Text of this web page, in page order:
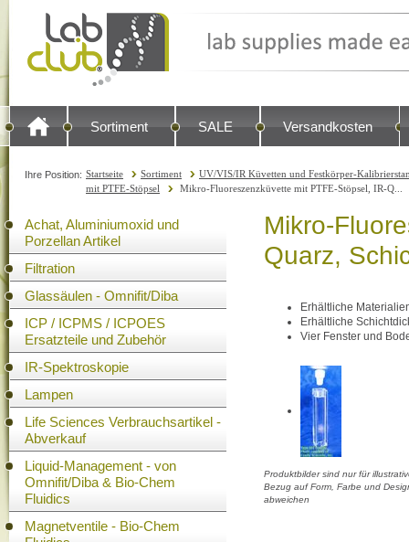
Sortiment SALE Versandkosten
Ihre Position: Startseite Sortiment
UV/VIS/IR Küvetten und Festkörper-
mit PTFE-Stöpsel
Mikro-Fluoreszenzküvette mit PTFE-Stöpsel, IR-Q...
Achat, Aluminiumoxid und
Porzellan Artikel
Filtration
Glassäulen - Omnifit/Diba
ICP / ICPMS / ICPOES
Ersatzteile und Zubehör
IR-Spektroskopie
Lampen
Life Sciences Verbrauchsartikel -
Abverkauf
Liquid-Management - von
Omnifit/Diba & Bio-Chem
Fluidics
Magnetventile - Bio-Chem
Mikro-
Quarz,
Erhältliche
Erhältliche
Vier Fenster und
Produktbilder sind nur für
Bezug auf Form, Farbe und
abweichen